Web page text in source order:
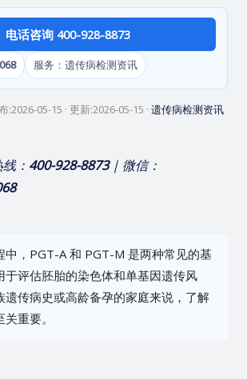
电话咨询 400-928-8873
服务：遗传病检测资讯
:2026-05-15 · 更新:2026-05-15 · 遗传病检测资讯
： 400-928-8873| 微信：
中，PGT-A 和 PGT-M 是两种常见的基
于评估胚胎的染色体和单基因遗传风
遗传病史或高龄备孕的家庭来说，了解
重要。